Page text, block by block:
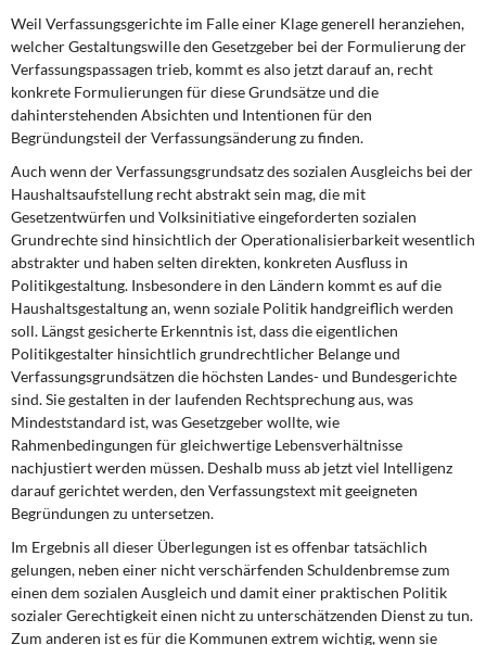
Weil Verfassungsgerichte im Falle einer Klage generell heranziehen,
welcher Gestaltungswille den Gesetzgeber bei der Formulierung der
Verfassungspassagen trieb, kommt es also jetzt darauf an, recht
konkrete Formulierungen für diese Grundsätze und die
dahinterstehenden Absichten und Intentionen für den
Begründungsteil der Verfassungsänderung zu finden.
Auch wenn der Verfassungsgrundsatz des sozialen Ausgleichs bei der
Haushaltsaufstellung recht abstrakt sein mag, die mit
Gesetzentwürfen und Volksinitiative eingeforderten sozialen
Grundrechte sind hinsichtlich der Operationalisierbarkeit wesentlich
abstrakter und haben selten direkten, konkreten Ausfluss in
Politikgestaltung. Insbesondere in den Ländern kommt es auf die
Haushaltsgestaltung an, wenn soziale Politik handgreiflich werden
soll. Längst gesicherte Erkenntnis ist, dass die eigentlichen
Politikgestalter hinsichtlich grundrechtlicher Belange und
Verfassungsgrundsätzen die höchsten Landes- und Bundesgerichte
sind. Sie gestalten in der laufenden Rechtsprechung aus, was
Mindeststandard ist, was Gesetzgeber wollte, wie
Rahmenbedingungen für gleichwertige Lebensverhältnisse
nachjustiert werden müssen. Deshalb muss ab jetzt viel Intelligenz
darauf gerichtet werden, den Verfassungstext mit geeigneten
Begründungen zu untersetzen.
Im Ergebnis all dieser Überlegungen ist es offenbar tatsächlich
gelungen, neben einer nicht verschärfenden Schuldenbremse zum
einen dem sozialen Ausgleich und damit einer praktischen Politik
sozialer Gerechtigkeit einen nicht zu unterschätzenden Dienst zu tun.
Zum anderen ist es für die Kommunen extrem wichtig, wenn sie